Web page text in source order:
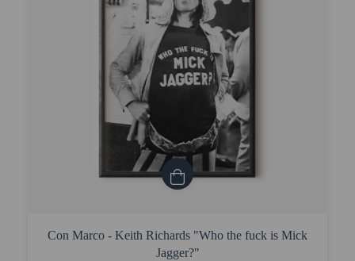
Con Marco - Keith Richards "Who the fuck is Mick
Jagger?"